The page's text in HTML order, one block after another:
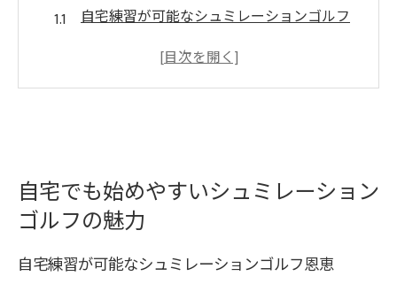
自宅練習が可能なシュミレーションゴルフ
天候を気にせず楽しめる自宅ゴルフ練習の
利点
ルフ効果
自宅でも始めやすいシュミレーション
ゴルフの魅力
自宅練習が可能なシュミレーションゴルフ恩恵